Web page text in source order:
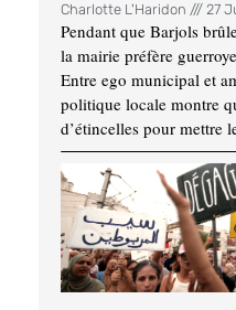
Charlotte L'Haridon 27
Pendant que Barjols
la mairie préfère
Entre ego municipal et
politique locale montre
d’étincelles pour mettre